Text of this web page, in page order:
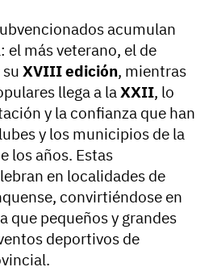
acumulan
el más veterano, el de
XVIII edición, mientras
llega a laXXII, lo
y la confianza que han
y los municipios de la
los años. Estas
en localidades de
convirtiéndose en
que pequeños y grandes
deportivos de